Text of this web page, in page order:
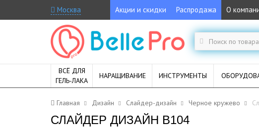
Москва Акции и скидки Распродажа О
ВСЁ ДЛЯ
ГЕЛЬ-ЛАКА
НАРАЩИВАНИЕ ИНСТРУМЕНТЫ
Главная Дизайн Слайдер-дизайн Черное кружево
СЛАЙДЕР ДИЗАЙН B104